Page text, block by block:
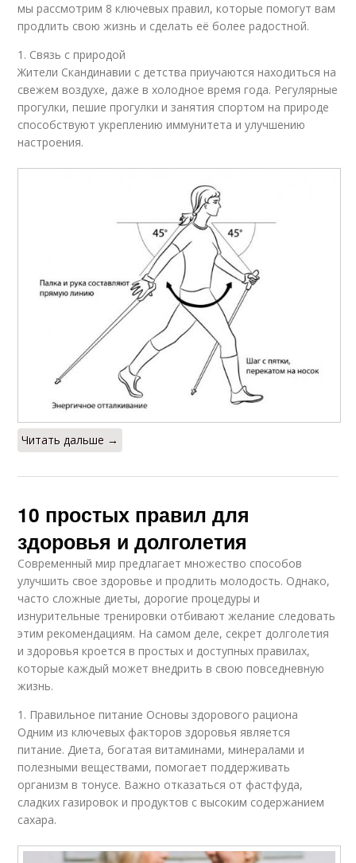
мы рассмотрим 8 ключевых правил, которые помогут вам
продлить свою жизнь и сделать её более радостной.
1. Связь с природой
Жители Скандинавии с детства приучаются находиться на
свежем воздухе, даже в холодное время года. Регулярные
прогулки, пешие прогулки и занятия спортом на природе
способствуют укреплению иммунитета и улучшению
настроения.
Читать дальше →
10 простых правил для
здоровья и долголетия
Современный мир предлагает множество способов
улучшить свое здоровье и продлить молодость. Однако,
часто сложные диеты, дорогие процедуры и
изнурительные тренировки отбивают желание следовать
этим рекомендациям. На самом деле, секрет долголетия
и здоровья кроется в простых и доступных правилах,
которые каждый может внедрить в свою повседневную
жизнь.
1. Правильное питание Основы здорового рациона
Одним из ключевых факторов здоровья является
питание. Диета, богатая витаминами, минералами и
полезными веществами, помогает поддерживать
организм в тонусе. Важно отказаться от фастфуда,
сладких газировок и продуктов с высоким содержанием
сахара.